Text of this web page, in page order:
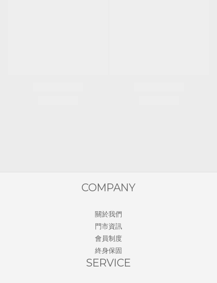
COMPANY
關於我們
門市資訊
會員制度
終身保固
SERVICE